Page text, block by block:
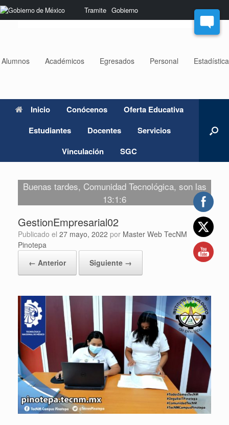
Nota:
este
sistema
Tramite Gobierno
Saltar
al
Alumnos Académicos Egresados Personal
Inicio Conócenos
Oferta Educativa
Estudiantes
Docentes
Servicios
Vinculación
SGC
Buenas tardes, Comunidad Tecnológica, son las
13:1:6
GestionEmpresarial02
Publicado el 27 mayo, 2022 por Master Web TecNM
Pinotepa
← Anterior
Siguiente →